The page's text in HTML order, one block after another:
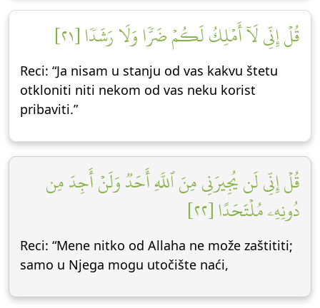
قُلۡ إِنِّي لَآ أَمۡلِكُ لَكُمۡ ضَرّٗا وَلَا رَشَدٗا [٢١]
Reci: “Ja nisam u stanju od vas kakvu štetu
otkloniti niti nekom od vas neku korist
pribaviti.”
قُلۡ إِنِّي لَن يُجِيرَنِي مِنَ ٱللَّهِ أَحَدٞ وَلَنۡ أَجِدَ مِن
دُونِهِۦ مُلۡتَحَدًا [٢٢]
Reci: “Mene nitko od Allaha ne može zaštititi;
samo u Njega mogu utočište naći,